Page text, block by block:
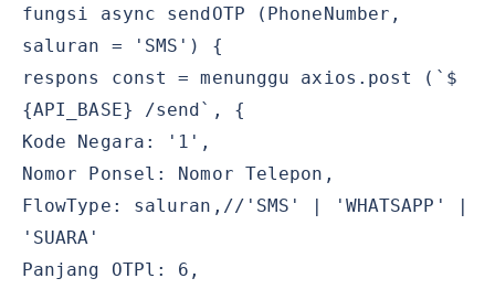
fungsi async sendOTP (PhoneNumber,
saluran = 'SMS') {
respons const = menunggu axios.post (`$
{API_BASE} /send`, {
Kode Negara: '1',
Nomor Ponsel: Nomor Telepon,
FlowType: saluran,//'SMS' | 'WHATSAPP' |
'SUARA'
Panjang OTPl: 6,